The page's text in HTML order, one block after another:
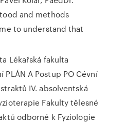
and methods
to understand that
Lékařská fakulta
A Postup PO Cévní
IV. absolventská
Fakulty tělesné
odborné k Fyziologie